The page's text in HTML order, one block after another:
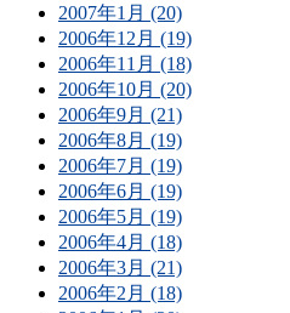
2007年1月 (20)
2006年12月 (19)
2006年11月 (18)
2006年10月 (20)
2006年9月 (21)
2006年8月 (19)
2006年7月 (19)
2006年6月 (19)
2006年5月 (19)
2006年4月 (18)
2006年3月 (21)
2006年2月 (18)